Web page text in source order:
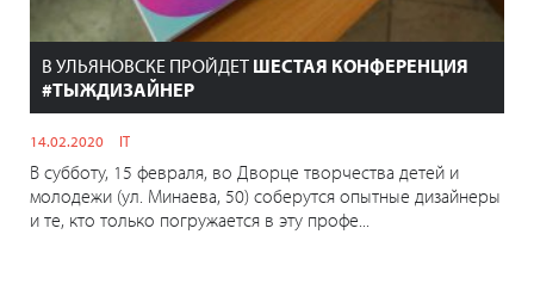
В УЛЬЯНОВСКЕ ПРОЙДЕТ ШЕСТАЯ КОНФЕРЕНЦИЯ
#ТЫЖДИЗАЙНЕР
14.02.2020 IT
В субботу, 15 февраля, во Дворце творчества детей и
молодежи (ул. Минаева, 50) соберутся опытные дизайнеры
и те, кто только погружается в эту профе...